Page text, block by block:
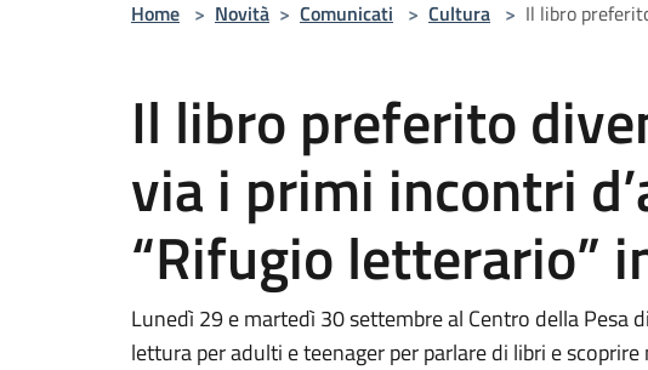
Home > Novità > Comunicati > Cultura > Il libro
Il libro preferito
via i primi incontri
“Rifugio letterario”
Lunedì 29 e martedì 30 settembre al Centro della Pesa
lettura per adulti e teenager per parlare di libri e